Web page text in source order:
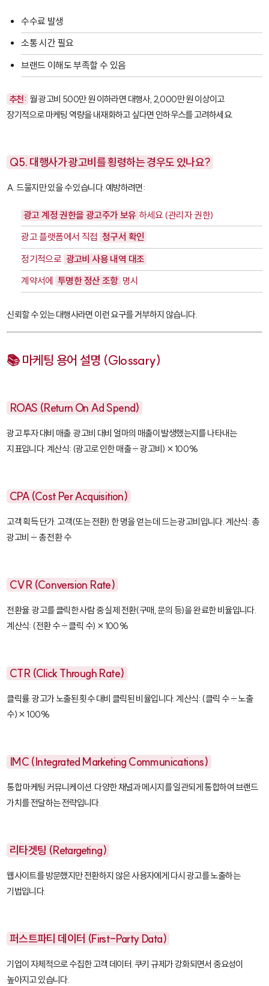
수수료 발생
소통 시간 필요
브랜드 이해도 부족할 수 있음
추천: 월 광고비 500만 원 이하라면 대행사, 2,000만 원 이상이고
장기적으로 마케팅 역량을 내재화하고 싶다면 인하우스를 고려하세요.
Q5. 대행사가 광고비를 횡령하는 경우도 있나요?
A. 드물지만 있을 수 있습니다. 예방하려면:
광고 계정 권한을 광고주가 보유 하세요 (관리자 권한)
광고 플랫폼에서 직접 청구서 확인
정기적으로 광고비 사용 내역 대조
계약서에
투명한 정산 조항 명시
신뢰할 수 있는 대행사라면 이런 요구를 거부하지 않습니다.
📚 마케팅 용어 설명 (Glossary)
ROAS (Return On Ad Spend)
광고 투자 대비 매출. 광고비 대비 얼마의 매출이 발생했는지를 나타내는
지표입니다. 계산식: (광고로 인한 매출 ÷ 광고비) × 100%
CPA (Cost Per Acquisition)
고객 획득 단가. 고객(또는 전환) 한 명을 얻는 데 드는 광고비입니다. 계산식: 총
광고비 ÷ 총 전환 수
CVR (Conversion Rate)
전환율. 광고를 클릭한 사람 중 실제 전환(구매, 문의 등)을 완료한 비율입니다.
계산식: (전환 수 ÷ 클릭 수) × 100%
CTR (Click Through Rate)
클릭률. 광고가 노출된 횟수 대비 클릭된 비율입니다. 계산식: (클릭 수 ÷ 노출
수) × 100%
IMC (Integrated Marketing Communications)
통합 마케팅 커뮤니케이션. 다양한 채널과 메시지를 일관되게 통합하여 브랜드
가치를 전달하는 전략입니다.
리타겟팅 (Retargeting)
웹사이트를 방문했지만 전환하지 않은 사용자에게 다시 광고를 노출하는
기법입니다.
퍼스트파티 데이터 (First-Party Data)
기업이 자체적으로 수집한 고객 데이터. 쿠키 규제가 강화되면서 중요성이
높아지고 있습니다.